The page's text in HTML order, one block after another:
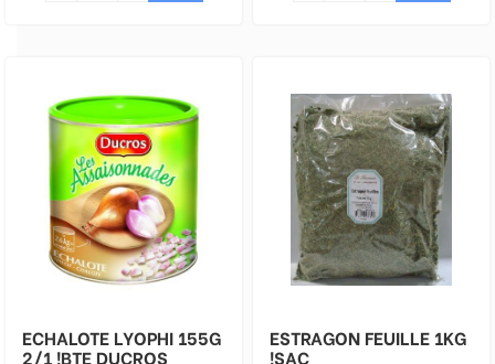
ECHALOTE LYOPHI 155G
2/1 !BTE DUCROS
ESTRAGON FEUILLE 1KG
!SAC